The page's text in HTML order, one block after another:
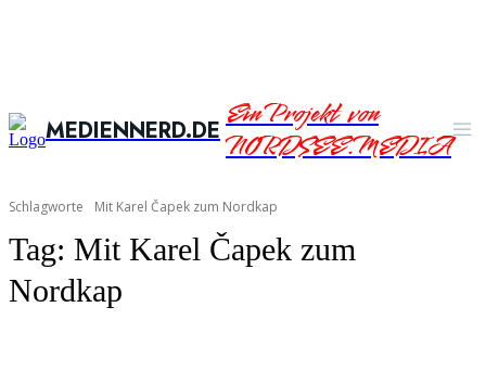
MEDIENNERD.DEEin Projekt von
NORDSEE.MEDIA
Schlagworte Mit Karel Čapek zum Nordkap
Tag: Mit Karel Čapek zum
Nordkap